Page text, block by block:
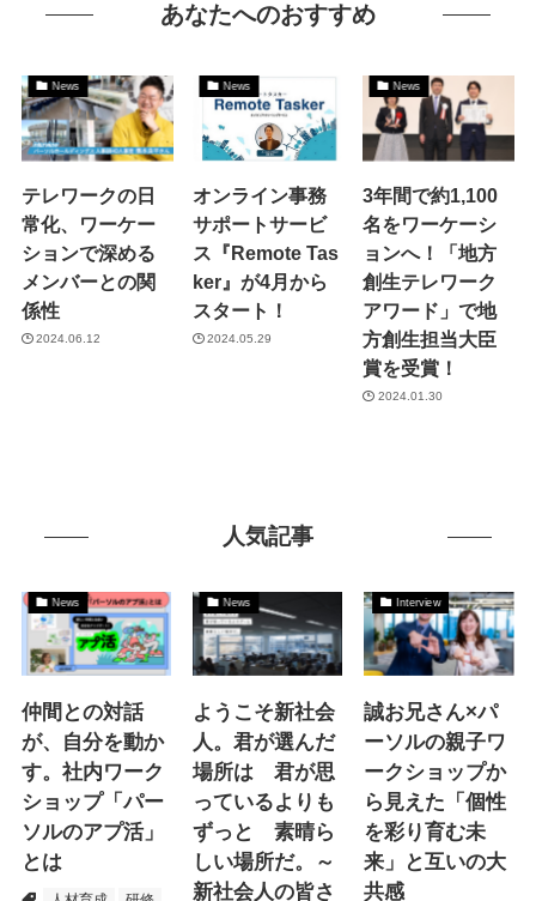
あなたへのおすすめ
News
テレワークの日
常化、ワーケー
ションで深める
メンバーとの関
係性
2024.06.12
News
オンライン事務
サポートサービ
ス『Remote Tas
ker』が4月から
スタート！
2024.05.29
News
3年間で約1,100
名をワーケーシ
ョンへ！「地方
創生テレワーク
アワード」で地
方創生担当大臣
賞を受賞！
2024.01.30
人気記事
News
仲間との対話
が、自分を動か
す。社内ワーク
ショップ「パー
ソルのアプ活」
とは
News
ようこそ新社会
人。君が選んだ
場所は 君が思
っているよりも
ずっと 素晴ら
しい場所だ。～
新社会人の皆さ
Interview
誠お兄さん×パ
ーソルの親子ワ
ークショップか
ら見えた「個性
を彩り育む未
来」と互いの大
共感